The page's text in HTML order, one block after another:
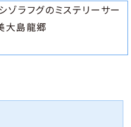
ゾラフグのミステリーサー
大島龍郷